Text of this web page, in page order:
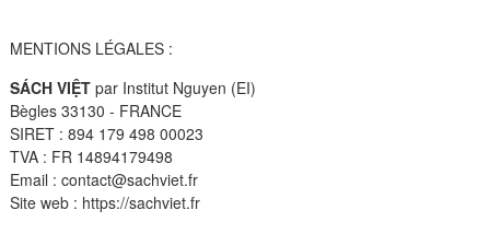
MENTIONS LÉGALES :
SÁCH VIỆTpar Institut Nguyen (EI)
Bègles 33130 - FRANCE
SIRET : 894 179 498 00023
TVA : FR 14894179498
Email : contact@sachviet.fr
Site web : https://sachviet.fr